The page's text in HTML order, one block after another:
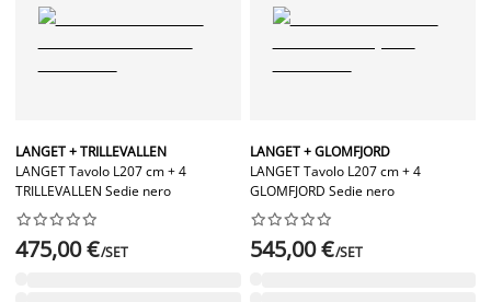
LANGET + TRILLEVALLEN
LANGET Tavolo L207 cm + 4
TRILLEVALLEN Sedie nero






475,00 €/SET
LANGET + GLOMFJORD
LANGET Tavolo L207 cm + 4
GLOMFJORD Sedie nero






545,00 €/SET